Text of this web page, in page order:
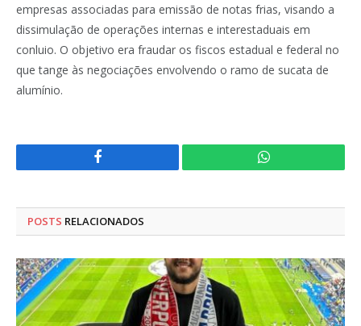
empresas associadas para emissão de notas frias, visando a
dissimulação de operações internas e interestaduais em
conluio. O objetivo era fraudar os fiscos estadual e federal no
que tange às negociações envolvendo o ramo de sucata de
alumínio.
Facebook WhatsApp
POSTS RELACIONADOS